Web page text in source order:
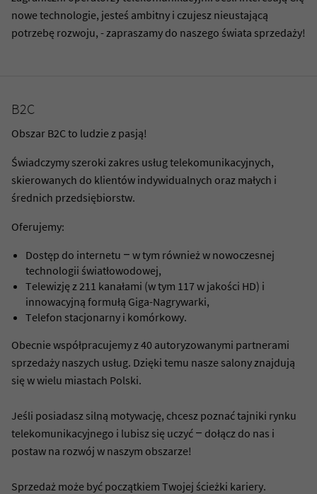
zgodę.
nowe technologie, jesteś ambitny i czujesz nieustającą
potrzebę rozwoju, - zapraszamy do naszego świata sprzedaży!
B2C
Obszar B2C to ludzie z pasją!
Świadczymy szeroki zakres usług telekomunikacyjnych,
skierowanych do klientów indywidualnych oraz małych i
średnich przedsiębiorstw.
Oferujemy:
Dostęp do internetu – w tym również w nowoczesnej
technologii światłowodowej,
Telewizję z 211 kanałami (w tym 117 w jakości HD) i
innowacyjną formułą Giga-Nagrywarki,
Telefon stacjonarny i komórkowy.
Obecnie współpracujemy z 40 autoryzowanymi partnerami
sprzedaży naszych usług. Dzięki temu nasze salony znajdują
się w wielu miastach Polski.
Jeśli posiadasz silną motywację, chcesz poznać tajniki rynku
telekomunikacyjnego i lubisz się uczyć – dołącz do nas i
postaw na rozwój w naszym obszarze!
Sprzedaż może być początkiem Twojej ścieżki kariery.